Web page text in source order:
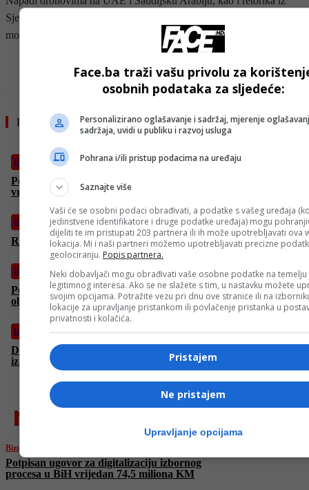
Sjedinjene Američke Države i Irana, povećali su zabrinutost zbog
moguće eskalacije sukoba.
Pročitajte još
Biznis
Potpisan ugovor za digitalizaciju izbornog procesa u BiH
vrijedan 74,5 miliona KM
Biznis
Rusija i Kina žele graditi “novi svjetski poredak”
Izdvojeno
Pep Guardiola napušta Manchester City? Engleski mediji
objavili veliku ekskluzivu
Izdvojeno
Dodik najavio novi stadion za Borac: “RS i grad moraju stati
iza šampiona”
najnovije
Biznis
Potpisan ugovor za digitalizaciju izbornog
procesa u BiH vrijedan 74,5 miliona KM
Face.ba traži vašu privolu za
osobnih podataka za sljedeće:
Personalizirano oglašavanje i sadržaj, mjerenje
sadržaja, uvidi u publiku i razvoj usluga
Pohrana i/ili pristup podacima na uređaju
Saznajte više
Vaši će se osobni podaci obrađivati, a podatke s vašeg uređaja
jedinstvene identifikatore i druge podatke uređaja) mogu
dijeliti te im pristupati 203 partnera ili ih može upotrebljavati ova
lokacija. Mi i naši partneri možemo upotrebljavati precizne
geolociranju. Popis partnera.
Neki dobavljači mogu obrađivati vaše osobne podatke na temelju
legitimnog interesa. Ako se ne slažete s tim, u nastavku možete
svojim opcijama. Potražite vezu pri dnu ove stranice ili na
lokacije za upravljanje pristankom ili povlačenje pristanka u
privatnosti i kolačića.
Pristajem
Ne pristajem
Upravljanje opcijama